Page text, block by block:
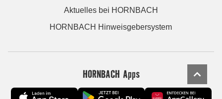
Aktuelles bei HORNBACH
HORNBACH Hinweisgebersystem
HORNBACH Apps